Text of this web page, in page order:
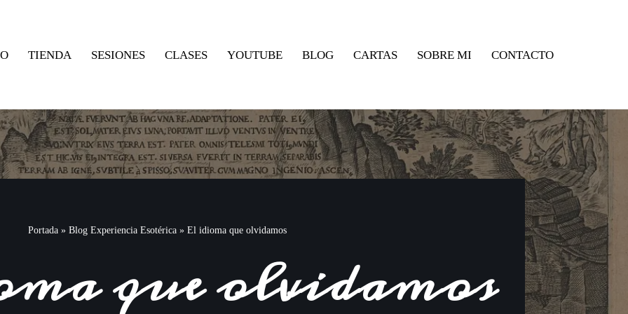
TIENDA SESIONES CLASES YOUTUBE BLOG CARTAS SOBRE MI CONTACTO
Portada» Blog Experiencia Esotérica» El idioma que olvidamos
que olvidamos